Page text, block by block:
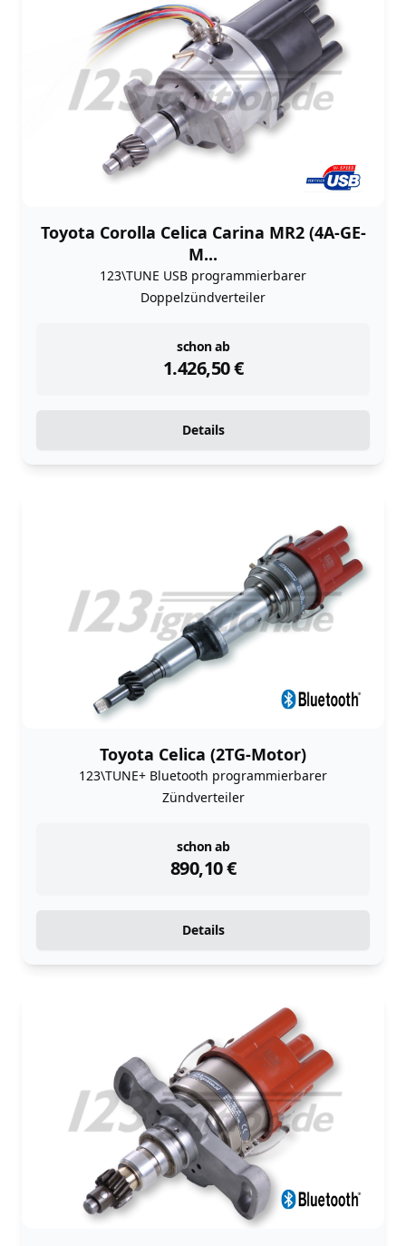
Toyota Corolla Celica Carina MR2 (4A-GE-
M...
123\TUNE USB programmierbarer
Doppelzündverteiler
schon ab
1.426,50€
instock
Details
Toyota Celica (2TG-Motor)
123\TUNE+ Bluetooth programmierbarer
Zündverteiler
schon ab
890,10€
instock
Details